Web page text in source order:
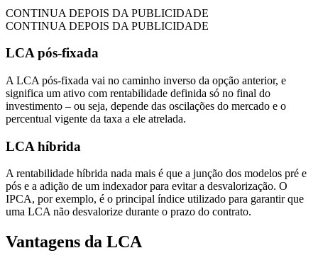
CONTINUA DEPOIS DA PUBLICIDADE
CONTINUA DEPOIS DA PUBLICIDADE
LCA pós-fixada
A LCA pós-fixada vai no caminho inverso da opção anterior, e
significa um ativo com rentabilidade definida só no final do
investimento – ou seja, depende das oscilações do mercado e o
percentual vigente da taxa a ele atrelada.
LCA híbrida
A rentabilidade híbrida nada mais é que a junção dos modelos pré e
pós e a adição de um indexador para evitar a desvalorização. O
IPCA, por exemplo, é o principal índice utilizado para garantir que
uma LCA não desvalorize durante o prazo do contrato.
Vantagens da LCA